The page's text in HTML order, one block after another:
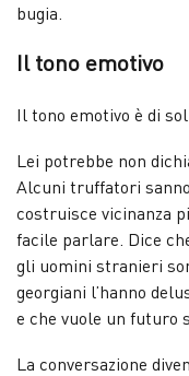
bugia.
Il tono emotivo
Il tono emotivo è di
Lei potrebbe non
Alcuni truffatori
costruisce vicinanza
facile parlare. Dice
gli uomini stranieri
georgiani l’hanno
e che vuole un futuro
La conversazione